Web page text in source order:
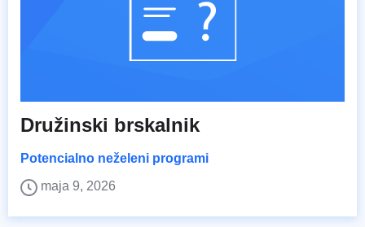
Družinski brskalnik
Potencialno neželeni programi
maja 9, 2026